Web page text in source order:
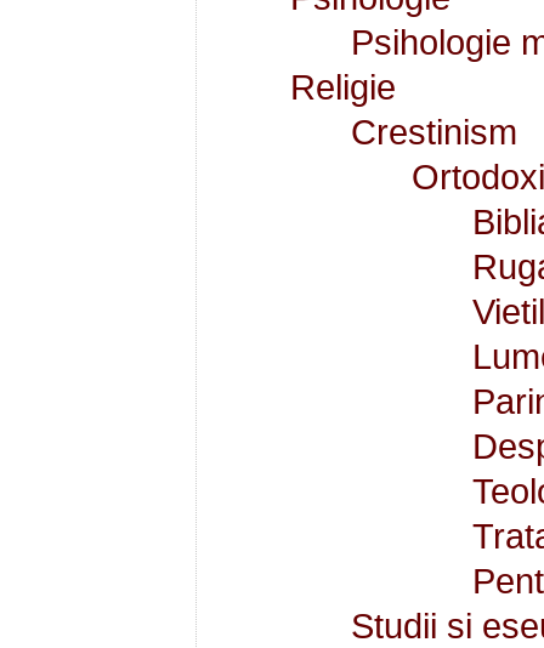
Psihologie
Religie
Crestinism
Studii si